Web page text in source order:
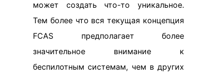
может создать что-то уникальное.
Тем более что вся текущая концепция
FCAS предполагает более
значительное внимание к
беспилотным системам, чем в других